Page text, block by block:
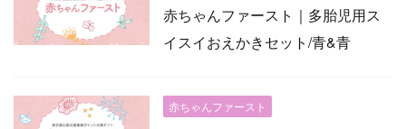
赤ちゃんファースト｜多胎児用ス
イスイおえかきセット/青&青
赤ちゃんファースト